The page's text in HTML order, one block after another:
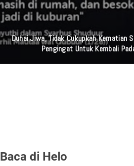
Kurang Dari 24 Jam, Polsek Ciledug
Yang Viral Di
Baca di Helo